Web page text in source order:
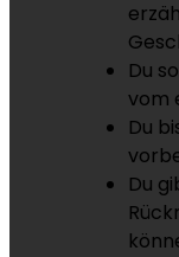
Du
vom
Du
Du